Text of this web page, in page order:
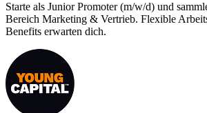
Starte als Junior Promoter (m/w/d) und
Bereich Marketing & Vertrieb. Flexible
Benefits erwarten dich.